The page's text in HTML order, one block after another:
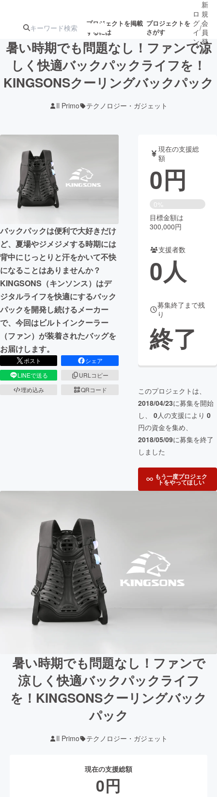
プロジェクトを掲載
するには
プロジェクトを
さがす
人気のプロ 注目のリ 注目の新着プロ募集終了が近いプ もうすぐ公開
テクノロジー・ガジェット
映像・映画 書籍・雑誌
ビジネス・起業 チャレンジ
まちづくり・地域活性化
CAMPFIRE for Social Good
CAMPFIRE Creation
CAMPFIREふるさと納税machi-ya コミュニティ
ロ
グ
イ
ン
/
新
規
会
員
登
録
暑い時期でも問題なし！ファンで涼
しく快適バックパックライフを！
KINGSONSクーリングバックパック
Il Primo テクノロジー・ガジェット
バックパックは便利で大好きだけ
ど、夏場やジメジメする時期には
背中にじっとりと汗をかいて不快
になることはありませんか？
KINGSONS（キンソンス）はデ
ジタルライフを快適にするバック
パックを開発し続けるメーカー
で、今回はビルトインクーラー
（ファン）が装着されたバッグを
お届けします。
ポスト
シェア
LINEで送る
URLコピー
埋め込み
QRコード
現在の支援総
額
0円
0%
目標金額は
300,000円
支援者数
0人
募集終了まで残
り
終了
このプロジェクトは、
2018/04/23に募集を開始
し、 0人の支援により 0
円の資金を集め、
2018/05/09に募集を終了
しました
もう一度プロジェク
トをやってほしい
暑い時期でも問題なし！ファンで
涼しく快適バックパックライフ
を！KINGSONSクーリングバック
パック
Il Primo テクノロジー・ガジェット
現在の支援総額
0円